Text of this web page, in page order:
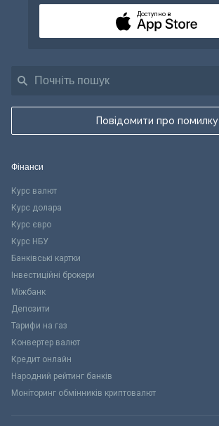
Повідомити про помилку
Доступно в
Фінанси
Курс валют
Курс долара
Курс євро
Курс НБУ
Банківські картки
Інвестиційні брокери
Міжбанк
Депозити
Тарифи на газ
Конвертер валют
Кредит онлайн
Народний рейтинг банків
Моніторинг обмінників криптовалют